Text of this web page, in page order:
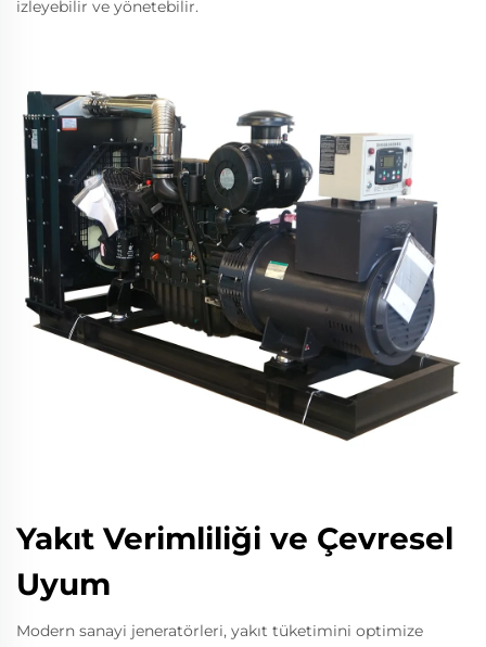
izleyebilir ve yönetebilir.
Yakıt Verimliliği ve Çevresel
Uyum
Modern sanayi jeneratörleri, yakıt tüketimini optimize